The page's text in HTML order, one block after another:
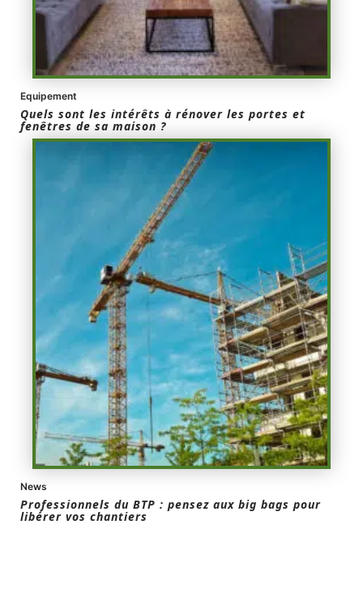
Equipement
Quels sont les intérêts à rénover les portes et
fenêtres de sa maison ?
News
Professionnels du BTP : pensez aux big bags pour
libérer vos chantiers